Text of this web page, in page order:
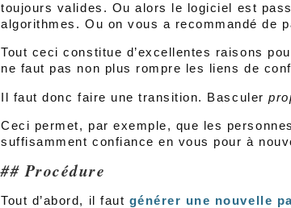
toujours valides. Ou alors le logiciel est
algorithmes. Ou on vous a recommandé de
Tout ceci constitue d’excellentes raisons
ne faut pas non plus rompre les liens de
Il faut donc faire une transition. Basculer
Ceci permet, par exemple, que les
suffisamment confiance en vous pour à
Procédure
Tout d’abord, il faut générer une nouvelle